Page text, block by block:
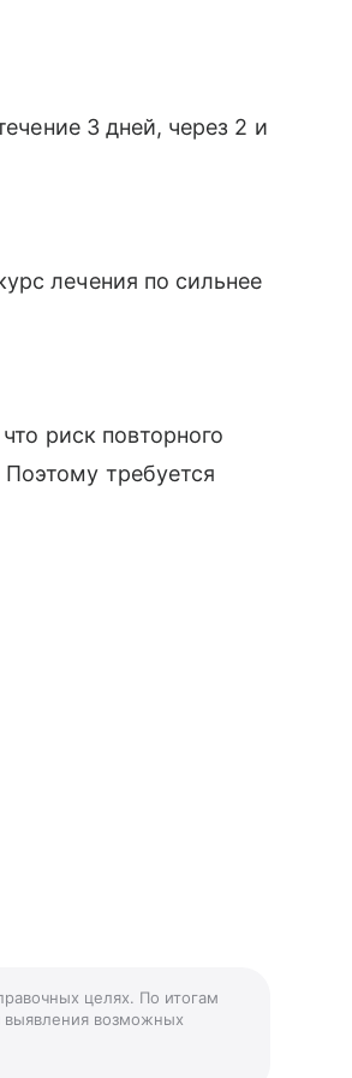
3 дней, через 2 и
лечения по сильнее
риск повторного
требуется
целях. По итогам
выявления возможных